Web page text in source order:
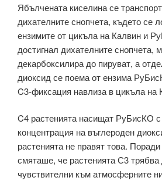
Ябълчената киселина се
дихателните снопчета, където се
ензимите от цикъла на Калвин и
достигнал дихателните снопчета,
декарбоксилира до пируват, а
диоксид се поема от ензима
C3-фиксация навлиза в цикъла на
C4 растенията насищат РуБисКО с
концентрация на въглероден
растенията не правят това.
смяташе, че растенията С3
чувствителни към атмосферните